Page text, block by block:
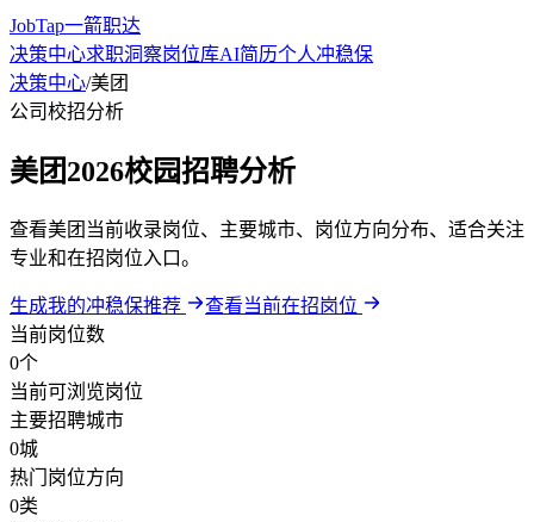
JobTap一箭职达
决策中心求职洞察岗位库AI简历个人冲稳保
决策中心/美团
公司校招分析
美团2026校园招聘分析
查看美团当前收录岗位、主要城市、岗位方向分布、适合关注
专业和在招岗位入口。
生成我的冲稳保推荐
查看当前在招岗位
当前岗位数
0个
当前可浏览岗位
主要招聘城市
0城
热门岗位方向
0类